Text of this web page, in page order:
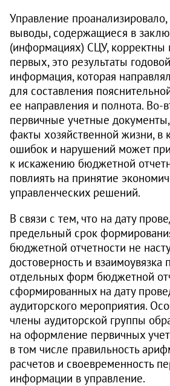
Управление
выводы, содержащиеся в
(информациях) СЦУ, корректны
первых, это результаты
информация, которая
для составления
ее направления и полнота. Во-
первичные учетные
факты хозяйственной жизни, в
ошибок и нарушений может
к искажению бюджетной
повлиять на принятие
управленческих решений.
В связи с тем, что на дату
предельный срок
бюджетной отчетности не
достоверность и взаимоувязка
отдельных форм бюджетной
сформированных на дату
аудиторского мероприятия.
члены аудиторской группы
на оформление первичных
в том числе правильность
расчетов и своевременность
информации в управление.